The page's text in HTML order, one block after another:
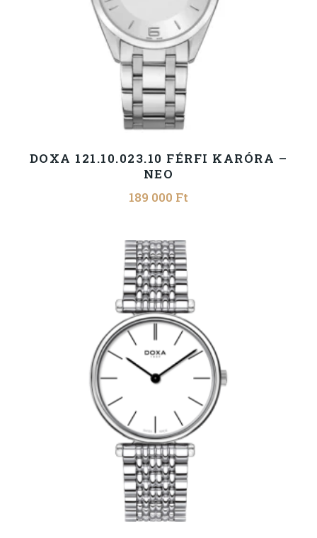
DOXA 121.10.023.10 FÉRFI KARÓRA –
NEO
189 000 Ft